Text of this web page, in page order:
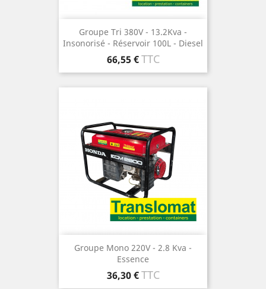
Groupe Tri 380V - 13.2Kva -
Insonorisé - Réservoir 100L - Diesel
Prix
66,55 € TTC
Groupe Mono 220V - 2.8 Kva -
Essence
Prix
36,30 € TTC